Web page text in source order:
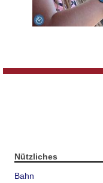
Nützliches
Bahn